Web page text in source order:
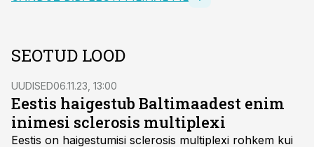
SEOTUD LOOD
UUDISED06.11.23, 13:00
Eestis haigestub Baltimaadest enim
inimesi sclerosis multiplexi
Eestis on haigestumisi sclerosis multiplexi rohkem kui